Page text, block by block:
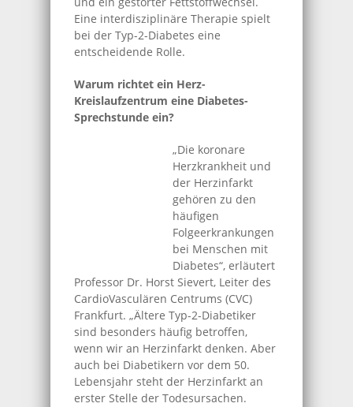
Eine interdisziplinäre Therapie spielt
bei der Typ-2-Diabetes eine
entscheidende Rolle.
Warum richtet ein Herz-
Kreislaufzentrum eine Diabetes-
Sprechstunde ein?
„Die koronare
Herzkrankheit und
der Herzinfarkt
gehören zu den
häufigen
Folgeerkrankungen
bei Menschen mit
Diabetes“, erläutert
Professor Dr. Horst Sievert, Leiter des
CardioVasculären Centrums (CVC)
Frankfurt. „Ältere Typ-2-Diabetiker
sind besonders häufig betroffen,
wenn wir an Herzinfarkt denken. Aber
auch bei Diabetikern vor dem 50.
Lebensjahr steht der Herzinfarkt an
erster Stelle der Todesursachen.